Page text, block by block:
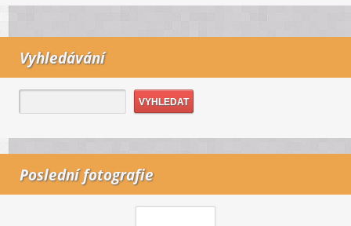
Vyhledávání
Poslední fotografie